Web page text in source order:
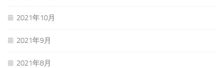
2021年10月
2021年9月
2021年8月